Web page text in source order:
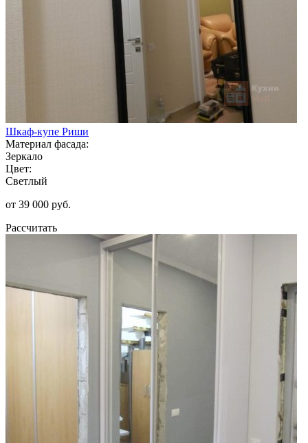
Шкаф-купе Риши
Материал фасада:
Зеркало
Цвет:
Светлый
от 39 000 руб.
Рассчитать